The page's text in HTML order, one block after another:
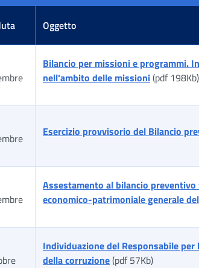
Oggetto
Bilancio per missioni e programmi.
nell'ambito delle missioni(pdf 198Kb)
Esercizio provvisorio del Bilancio
Assestamento al bilancio
economico-patrimoniale generale
Individuazione del Responsabile
della corruzione(pdf 57Kb)